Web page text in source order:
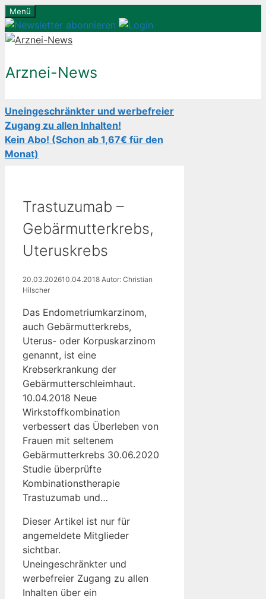
Zum
Inhalt
springen
Menü
Arznei-News
Uneingeschränkter und werbefreier
Zugang zu allen Inhalten!
Kein Abo! (Schon ab 1,67€ für den
Monat)
Trastuzumab –
Gebärmutterkrebs,
Uteruskrebs
20.03.202610.04.2018 Autor: Christian
Hilscher
Das Endometriumkarzinom,
auch Gebärmutterkrebs,
Uterus- oder Korpuskarzinom
genannt, ist eine
Krebserkrankung der
Gebärmutterschleimhaut.
10.04.2018 Neue
Wirkstoffkombination
verbessert das Überleben von
Frauen mit seltenem
Gebärmutterkrebs 30.06.2020
Studie überprüfte
Kombinationstherapie
Trastuzumab und…
Dieser Artikel ist nur für
angemeldete Mitglieder
sichtbar.
Uneingeschränkter und
werbefreier Zugang zu allen
Inhalten über ein